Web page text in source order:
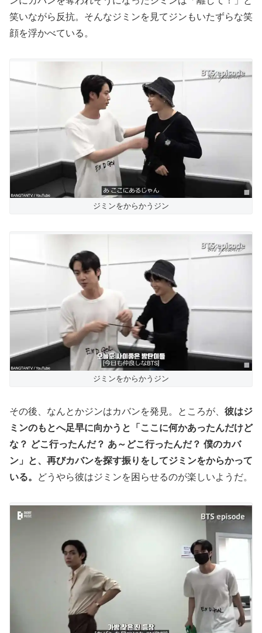
笑いながら反抗。そんなジミンを見てジンもいたずらな笑
顔を浮かべている。
ジミンをからかうジン
ジミンをからかうジン
その後、なんとかジンはカバンを発見。ところが、 彼はジ
ミンのもとへ足早に向かうと「ここに何かあったんだけど
な？ どこ行ったんだ？ あ～どこ行ったんだ？ 僕のカバ
ン」と、再びカバンを探す振りをしてジミンをからかって
いる。
どうやら彼はジミンを困らせるのが楽しいようだ。